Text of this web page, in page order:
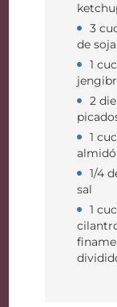
3
de soja
1
2
1
1/4
sal
1